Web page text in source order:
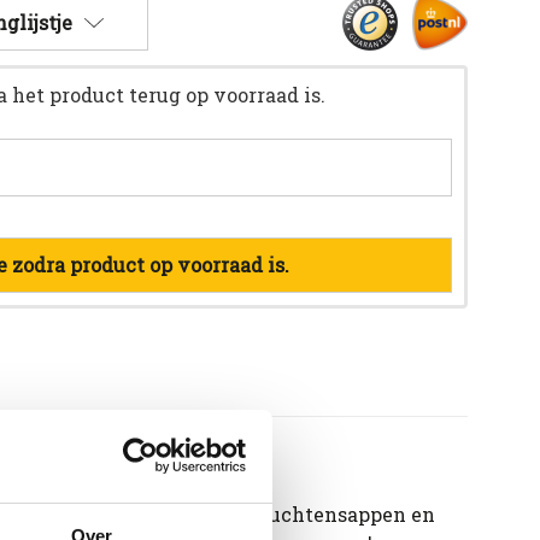
Over
het product terug op voorraad is.
zodra product op voorraad is.
met natuurlijke rode vruchtensappen en